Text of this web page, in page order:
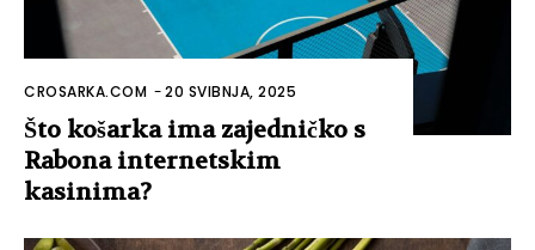
CROSARKA.COM -20 SVIBNJA, 2025
Što košarka ima zajedničko s
Rabona internetskim
kasinima?